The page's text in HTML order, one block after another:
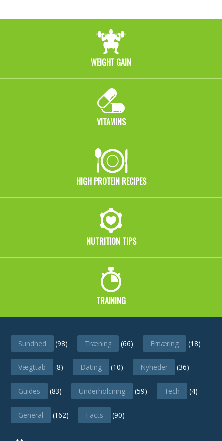
WEIGHT GAIN
VITAMINS
HIGH PROTEIN RECIPES
NUTRITION TIPS
TRAINING
CATEGORIES
Sundhed (98) Træning (66) Ernæring (18)
Vægttab (8) Dating (10) Nyheder (36)
Guides (83) Underholdning (59) Tech (4)
General (162) Facts (90)